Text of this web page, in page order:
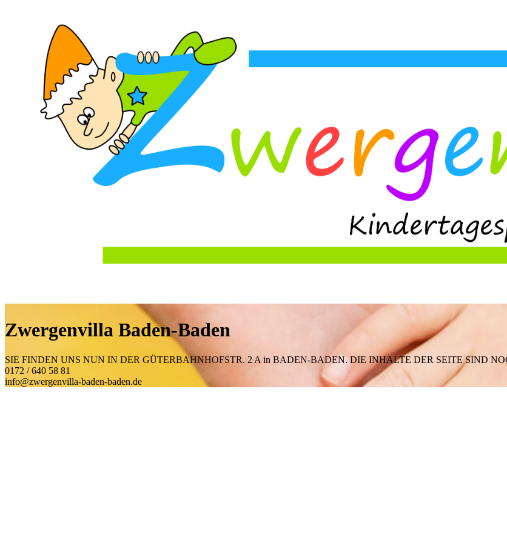
Zwergenvilla Baden-Baden
SIE FINDEN UNS NUN IN DER GÜTERBAHNHOFSTR. 2 A in BADEN-BADEN. DIE INHALTE DER SEITE SIND
0172 / 640 58 81
info@zwergenvilla-baden-baden.de